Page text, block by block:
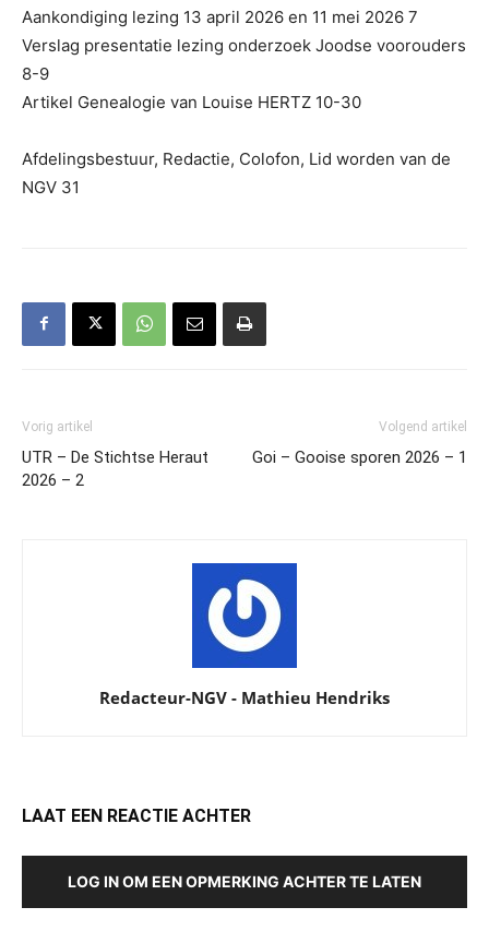
Aankondiging lezing 13 april 2026 en 11 mei 2026 7
Verslag presentatie lezing onderzoek Joodse voorouders
8-9
Artikel Genealogie van Louise HERTZ 10-30
Afdelingsbestuur, Redactie, Colofon, Lid worden van de
NGV 31
Vorig artikel
UTR – De Stichtse Heraut
2026 – 2
Volgend artikel
Goi – Gooise sporen 2026 – 1
Redacteur-NGV - Mathieu Hendriks
LAAT EEN REACTIE ACHTER
LOG IN OM EEN OPMERKING ACHTER TE LATEN